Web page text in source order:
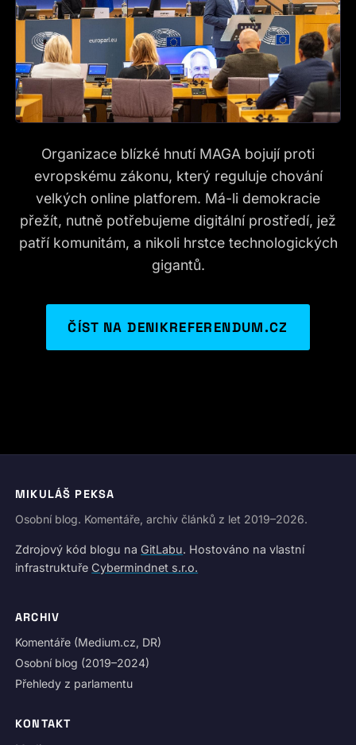
Organizace blízké hnutí MAGA bojují proti
evropskému zákonu, který reguluje chování
velkých online platforem. Má-li demokracie
přežít, nutně potřebujeme digitální prostředí, jež
patří komunitám, a nikoli hrstce technologických
gigantů.
ČÍST NA DENIKREFERENDUM.CZ
MIKULÁŠ PEKSA
Osobní blog. Komentáře, archiv článků z let 2019–2026.
Zdrojový kód blogu na GitLabu. Hostováno na vlastní
infrastruktuře Cybermindnet s.r.o.
ARCHIV
Komentáře (Medium.cz, DR)
Osobní blog (2019–2024)
Přehledy z parlamentu
KONTAKT